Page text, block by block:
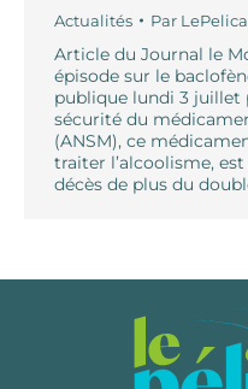
Actualités Par
Article du Journal le
épisode sur le
publique lundi 3 juillet
sécurité du
(ANSM), ce
traiter l’alcoolisme,
décès de plus du